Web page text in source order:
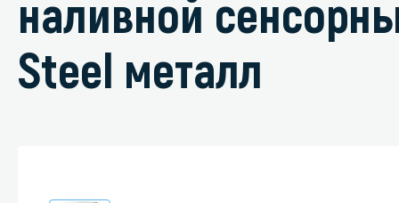
наливной
Steel металл